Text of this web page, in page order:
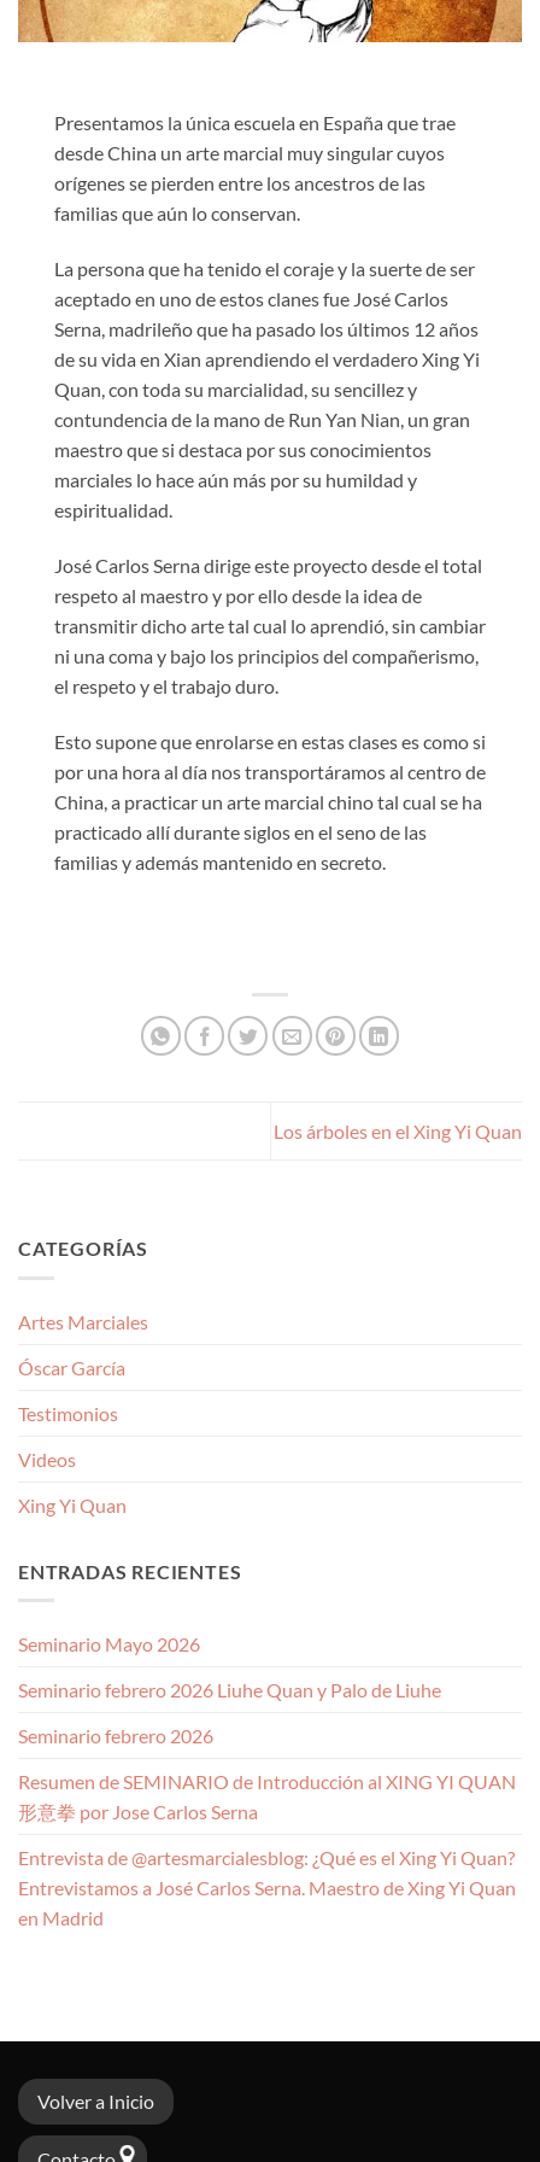
Presentamos la única escuela en España que trae
desde China un arte marcial muy singular cuyos
orígenes se pierden entre los ancestros de las
familias que aún lo conservan.
La persona que ha tenido el coraje y la suerte de ser
aceptado en uno de estos clanes fue José Carlos
Serna, madrileño que ha pasado los últimos 12 años
de su vida en Xian aprendiendo el verdadero Xing Yi
Quan, con toda su marcialidad, su sencillez y
contundencia de la mano de Run Yan Nian, un gran
maestro que si destaca por sus conocimientos
marciales lo hace aún más por su humildad y
espiritualidad.
José Carlos Serna dirige este proyecto desde el total
respeto al maestro y por ello desde la idea de
transmitir dicho arte tal cual lo aprendió, sin cambiar
ni una coma y bajo los principios del compañerismo,
el respeto y el trabajo duro.
Esto supone que enrolarse en estas clases es como si
por una hora al día nos transportáramos al centro de
China, a practicar un arte marcial chino tal cual se ha
practicado allí durante siglos en el seno de las
familias y además mantenido en secreto.
Los árboles en el Xing Yi Quan
CATEGORÍAS
Artes Marciales
Óscar García
Testimonios
Videos
Xing Yi Quan
ENTRADAS RECIENTES
Seminario Mayo 2026
Seminario febrero 2026 Liuhe Quan y Palo de Liuhe
Seminario febrero 2026
Resumen de SEMINARIO de Introducción al XING YI QUAN
形意拳 por Jose Carlos Serna
Entrevista de @artesmarcialesblog: ¿Qué es el Xing Yi Quan?
Entrevistamos a José Carlos Serna. Maestro de Xing Yi Quan
en Madrid
Volver a Inicio